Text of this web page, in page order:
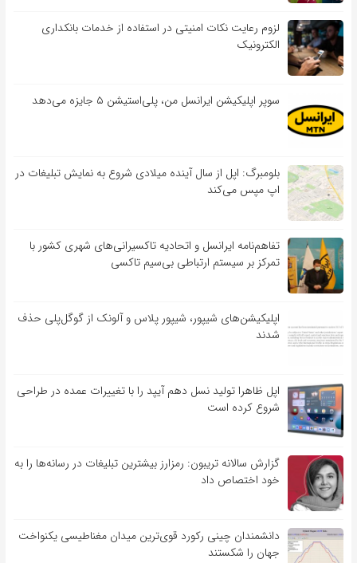
لزوم رعایت نکات امنیتی در استفاده از خدمات بانکداری
الکترونیک
سوپر اپلیکیشن ایرانسل من، پلی‌استیشن ۵ جایزه می‌دهد
بلومبرگ: اپل از سال آینده میلادی شروع به نمایش تبلیغات در
اپ مپس می‌کند
تفاهم‌نامه‌ ایرانسل و اتحادیه تاکسیرانی‌های شهری کشور با
تمرکز بر سیستم ارتباطی بی‌سیم تاکسی
اپلیکیشن‌های شیپور، شیپور پلاس و آلونک از گوگل‌پلی حذف
شدند
اپل ظاهرا تولید نسل دهم آیپد را با تغییرات عمده در طراحی
شروع کرده است
گزارش سالانه تریبون: رمزارز بیشترین تبلیغات در رسانه‌ها را به
خود اختصاص داد
دانشمندان چینی رکورد قوی‌ترین میدان مغناطیسی یکنواخت
جهان را شکستند